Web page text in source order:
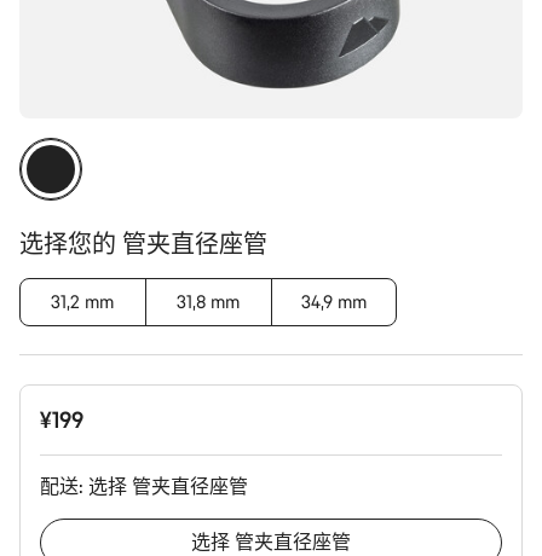
选择您的 管夹直径座管
31,2 mm 31,8 mm 34,9 mm
¥199
配送: 选择 管夹直径座管
选择 管夹直径座管